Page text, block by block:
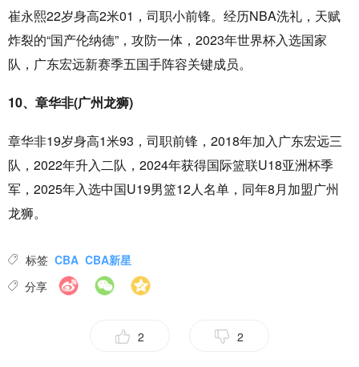
崔永熙22岁身高2米01，司职小前锋。经历NBA洗礼，天赋
炸裂的“国产伦纳德”，攻防一体，2023年世界杯入选国家
队，广东宏远新赛季五国手阵容关键成员‌。
10、章华非(广州龙狮)
章华非19岁身高1米93，司职前锋，2018年加入广东宏远三
队，2022年升入二队，2024年获得国际篮联U18亚洲杯季
军，2025年入选中国U19男篮12人名单，同年8月加盟广州
龙狮。
标签 CBA CBA新星
分享
2 2